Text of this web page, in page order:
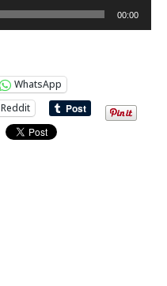
00:00
WhatsApp
Reddit